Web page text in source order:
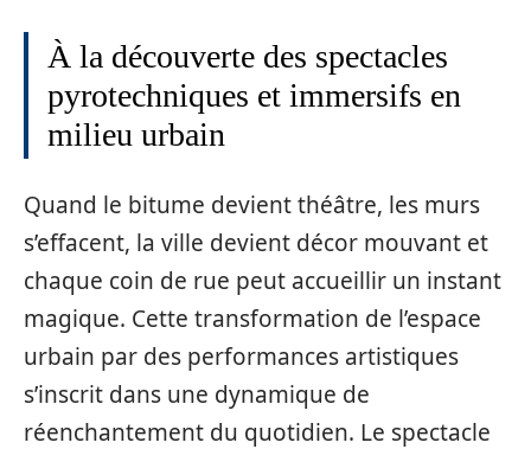
À la découverte des spectacles
pyrotechniques et immersifs en
milieu urbain
Quand le bitume devient théâtre, les murs
s’effacent, la ville devient décor mouvant et
chaque coin de rue peut accueillir un instant
magique. Cette transformation de l’espace
urbain par des performances artistiques
s’inscrit dans une dynamique de
réenchantement du quotidien. Le spectacle